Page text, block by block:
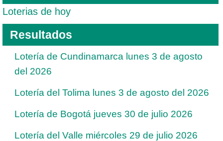
Loterias de hoy
Resultados
Lotería de Cundinamarca lunes 3 de agosto
del 2026
Lotería del Tolima lunes 3 de agosto del 2026
Lotería de Bogotá jueves 30 de julio 2026
Lotería del Valle miércoles 29 de julio 2026